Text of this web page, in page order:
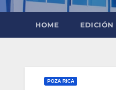
HOME EDICIÓN
POZA RICA